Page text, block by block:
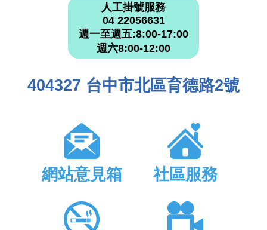
人工掛號服務
04 22056631
週一至週五:8:00-17:00
週六8:00-12:00
404327 台中市北區育德路2號
網站意見箱 社區服務